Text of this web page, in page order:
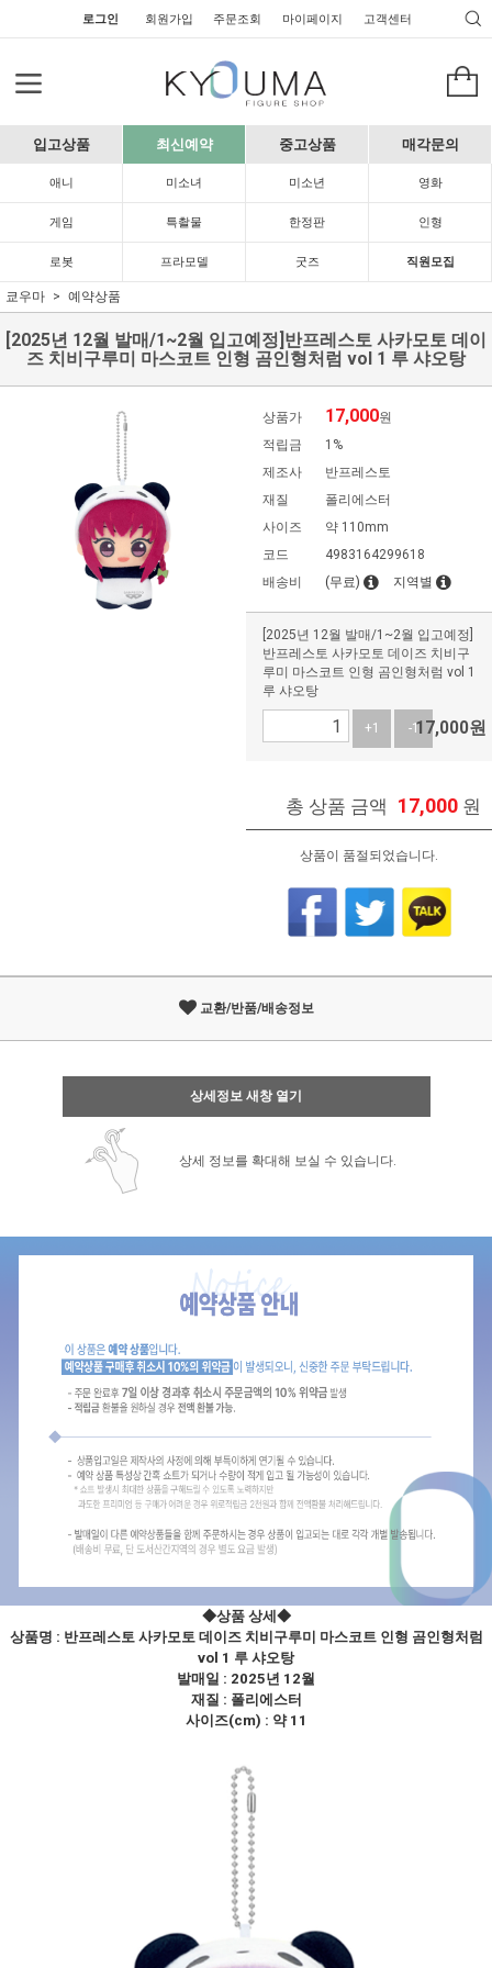
로그인 회원가입 주문조회 마이페이지 고객센터
입고상품 최신예약 중고상품 매각문의
애니 미소녀 미소년 영화
게임 특촬물 한정판 인형
로봇 프라모델 굿즈 직원모집
쿄우마 예약상품
[2025년 12월 발매/1~2월 입고예정]반프레스토 사카모토 데이
즈 치비구루미 마스코트 인형 곰인형처럼 vol 1 루 샤오탕
상품가 17,000원
적립금
1%
제조사
반프레스토
재질
폴리에스터
사이즈
약 110mm
코드
4983164299618
배송비
(무료) 지역별
[2025년 12월 발매/1~2월 입고예정]
반프레스토 사카모토 데이즈 치비구
루미 마스코트 인형 곰인형처럼 vol 1
루 샤오탕
+1 -117,000원
총 상품 금액 17,000 원
상품이 품절되었습니다.
교환/반품/배송정보
상세정보 새창 열기
상세 정보를 확대해 보실 수 있습니다.
◆상품 상세◆
상품명 : 반프레스토 사카모토 데이즈 치비구루미 마스코트 인형 곰인형처럼
vol 1 루 샤오탕
발매일 : 2025년 12월
재질 : 폴리에스터
사이즈(cm) : 약 11